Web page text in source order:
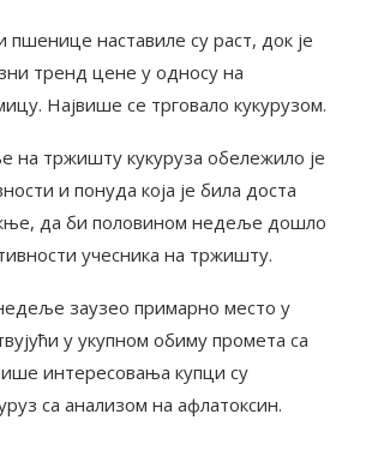
пшенице наставиле су раст, док је
тренд цене у односу на
Највише се трговало кукурузом.
на тржишту кукуруза обележило је
и понуда која је била доста
да би половином недеље дошло
учесника на тржишту.
заузео примарно место у
у укупном обиму промета са
интересовања купци су
са анализом на афлатоксин.